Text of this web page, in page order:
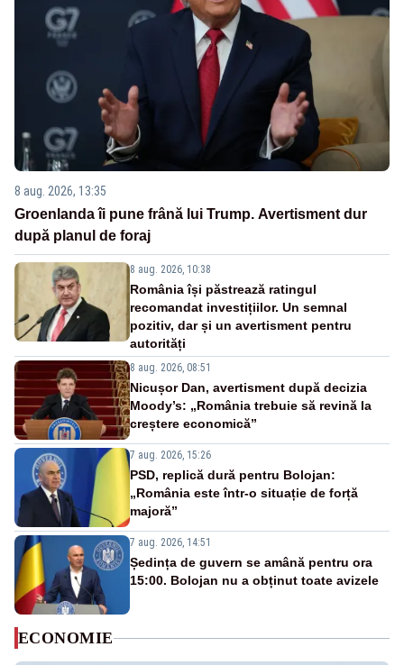
8 aug. 2026, 13:35
Groenlanda îi pune frână lui Trump. Avertisment dur
după planul de foraj
8 aug. 2026, 10:38
România își păstrează ratingul
recomandat investițiilor. Un semnal
pozitiv, dar și un avertisment pentru
autorități
8 aug. 2026, 08:51
Nicușor Dan, avertisment după decizia
Moody’s: „România trebuie să revină la
creștere economică”
7 aug. 2026, 15:26
PSD, replică dură pentru Bolojan:
„România este într-o situație de forță
majoră”
7 aug. 2026, 14:51
Ședința de guvern se amână pentru ora
15:00. Bolojan nu a obținut toate avizele
ECONOMIE